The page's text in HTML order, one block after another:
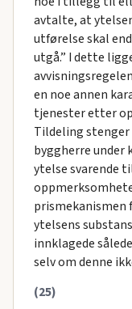
avtalte, at
utførelse skal
utgå.” I dette
en noe annen
tjenester etter
Tildeling stenger
byggherre under
ytelse svarende
ytelsens
innklagede
selv om denne
(25)